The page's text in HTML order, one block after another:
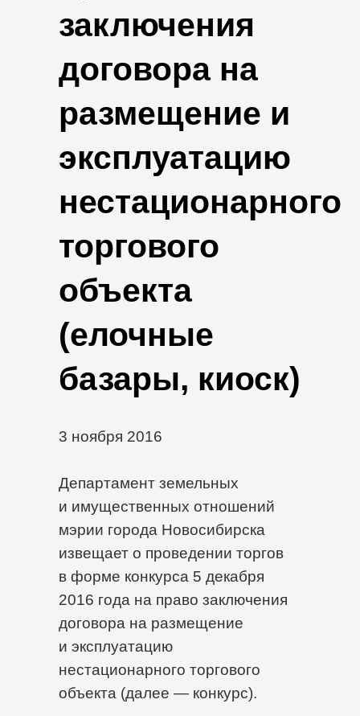
заключения
договора на
размещение и
эксплуатацию
нестационарного
торгового
объекта
(елочные
базары, киоск)
3 ноября 2016
Департамент земельных
и имущественных отношений
мэрии города Новосибирска
извещает о проведении торгов
в форме конкурса 5 декабря
2016 года на право заключения
договора на размещение
и эксплуатацию
нестационарного торгового
объекта (далее — конкурс).